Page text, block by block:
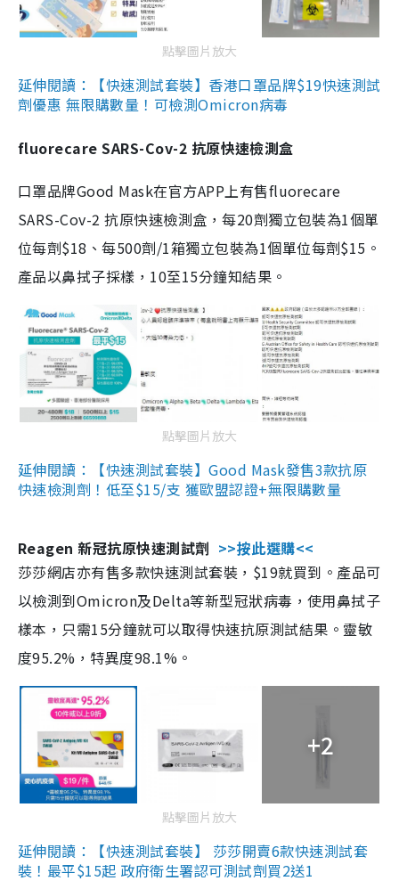
點擊圖片放大
延伸閱讀：【快速測試套裝】香港口罩品牌$19快速測試
劑優惠 無限購數量！可檢測Omicron病毒
fluorecare SARS-Cov-2 抗原快速檢測盒
口罩品牌Good Mask在官方APP上有售fluorecare
SARS-Cov-2 抗原快速檢測盒，每20劑獨立包裝為1個單
位每劑$18、每500劑/1箱獨立包裝為1個單位每劑$15。
產品以鼻拭子採樣，10至15分鐘知結果。
點擊圖片放大
延伸閱讀：【快速測試套裝】Good Mask發售3款抗原
快速檢測劑！低至$15/支 獲歐盟認證+無限購數量
Reagen 新冠抗原快速測試劑 >>按此選購<<
莎莎網店亦有售多款快速測試套裝，$19就買到。產品可
以檢測到Omicron及Delta等新型冠狀病毒，使用鼻拭子
樣本，只需15分鐘就可以取得快速抗原測試結果。靈敏
度95.2%，特異度98.1%。
+2
點擊圖片放大
延伸閱讀：【快速測試套裝】 莎莎開賣6款快速測試套
裝！最平$15起 政府衛生署認可測試劑買2送1